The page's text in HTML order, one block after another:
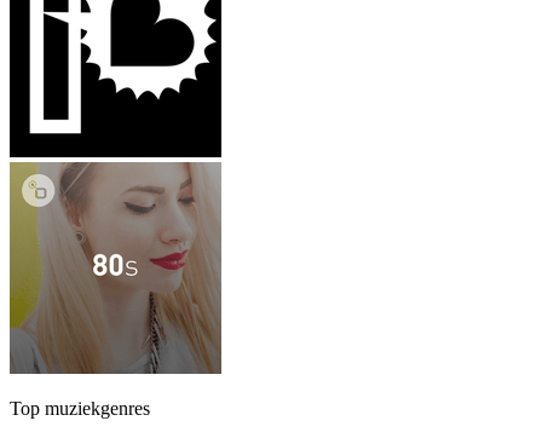
Top muziekgenres